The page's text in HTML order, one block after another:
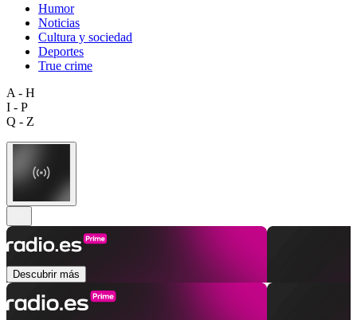
Humor
Noticias
Cultura y sociedad
Deportes
True crime
A - H
I - P
Q - Z
Descubrir más